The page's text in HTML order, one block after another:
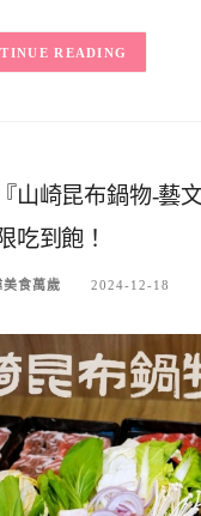
READING
山崎昆布鍋物-藝
吃到飽！
美食萬歲 2024-12-18